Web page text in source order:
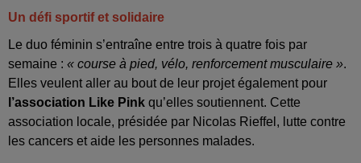
Un défi sportif et solidaire
Le duo féminin s’entraîne entre trois à quatre fois par
semaine : « course à pied, vélo, renforcement musculaire ».
Elles veulent aller au bout de leur projet également pour
l’association Like Pink qu’elles soutiennent. Cette
association locale, présidée par Nicolas Rieffel, lutte contre
les cancers et aide les personnes malades.